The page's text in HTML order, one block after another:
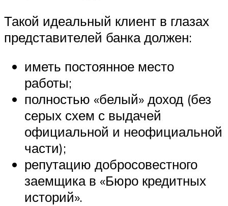
Такой идеальный клиент в глазах
представителей банка должен:
иметь постоянное место
работы;
полностью «белый» доход (без
серых схем с выдачей
официальной и неофициальной
части);
репутацию добросовестного
заемщика в «Бюро кредитных
историй».